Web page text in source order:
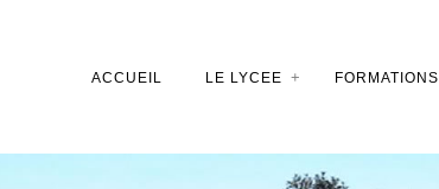
ACCUEIL LE LYCEE FORMATIONS